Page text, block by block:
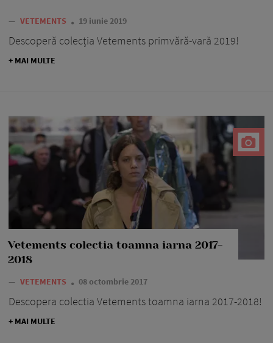
— VETEMENTS 19 iunie 2019
Descoperă colecția Vetements primvără-vară 2019!
+ MAI MULTE
Vetements colectia toamna iarna 2017-
2018
— VETEMENTS 08 octombrie 2017
Descopera colectia Vetements toamna iarna 2017-2018!
+ MAI MULTE